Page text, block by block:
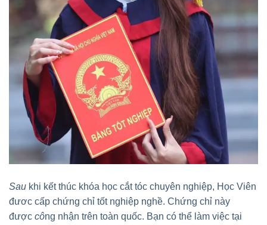
Sau khi kết thúc khóa học cắt tóc chuyên nghiệp, Học Viên
đươc cấp chứng chỉ tốt nghiệp nghề. Chứng chỉ này
được công nhận trên toàn quốc. Bạn có thể làm việc tại